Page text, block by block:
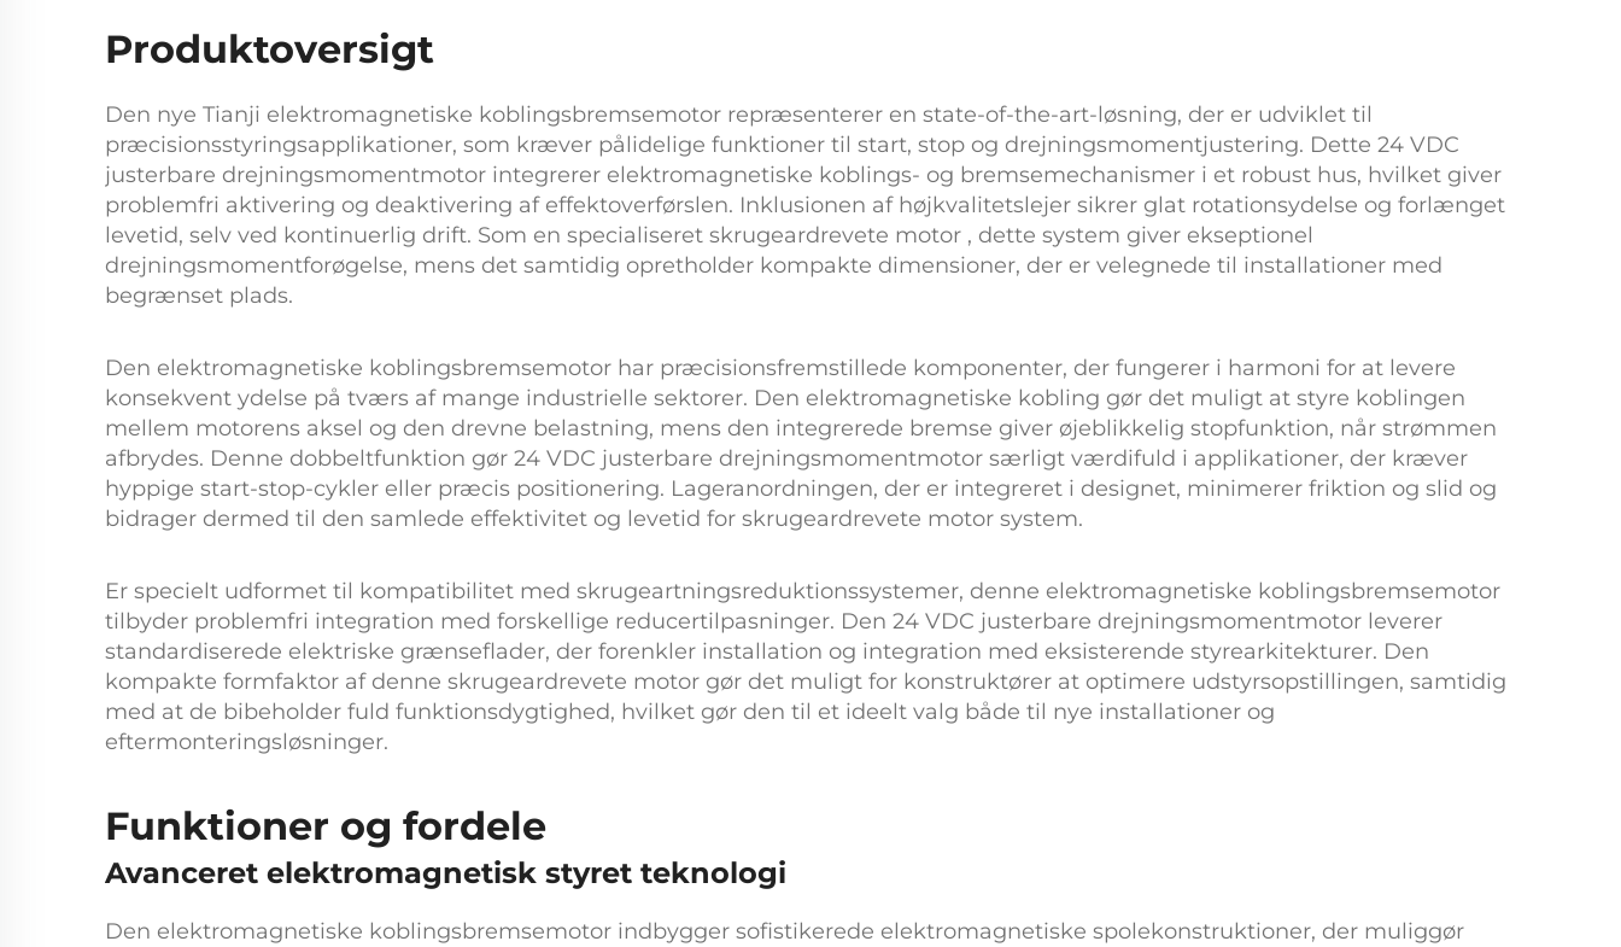
Produktoversigt
Den nye Tianji elektromagnetiske koblingsbremsemotor repræsenterer en state-of-the-art-løsning, der er udviklet til
præcisionsstyringsapplikationer, som kræver pålidelige funktioner til start, stop og drejningsmomentjustering. Dette 24 VDC
justerbare drejningsmomentmotor integrerer elektromagnetiske koblings- og bremsemechanismer i et robust hus, hvilket giver
problemfri aktivering og deaktivering af effektoverførslen. Inklusionen af højkvalitetslejer sikrer glat rotationsydelse og forlænget
levetid, selv ved kontinuerlig drift. Som en specialiseret skrugeardrevete motor , dette system giver ekseptionel
drejningsmomentforøgelse, mens det samtidig opretholder kompakte dimensioner, der er velegnede til installationer med
begrænset plads.
Den elektromagnetiske koblingsbremsemotor har præcisionsfremstillede komponenter, der fungerer i harmoni for at levere
konsekvent ydelse på tværs af mange industrielle sektorer. Den elektromagnetiske kobling gør det muligt at styre koblingen
mellem motorens aksel og den drevne belastning, mens den integrerede bremse giver øjeblikkelig stopfunktion, når strømmen
afbrydes. Denne dobbeltfunktion gør 24 VDC justerbare drejningsmomentmotor særligt værdifuld i applikationer, der kræver
hyppige start-stop-cykler eller præcis positionering. Lageranordningen, der er integreret i designet, minimerer friktion og slid og
bidrager dermed til den samlede effektivitet og levetid for skrugeardrevete motor system.
Er specielt udformet til kompatibilitet med skrugeartningsreduktionssystemer, denne elektromagnetiske koblingsbremsemotor
tilbyder problemfri integration med forskellige reducertilpasninger. Den 24 VDC justerbare drejningsmomentmotor leverer
standardiserede elektriske grænseflader, der forenkler installation og integration med eksisterende styrearkitekturer. Den
kompakte formfaktor af denne skrugeardrevete motor gør det muligt for konstruktører at optimere udstyrsopstillingen, samtidig
med at de bibeholder fuld funktionsdygtighed, hvilket gør den til et ideelt valg både til nye installationer og
eftermonteringsløsninger.
Funktioner og fordele
Avanceret elektromagnetisk styret teknologi
Den elektromagnetiske koblingsbremsemotor indbygger sofistikerede elektromagnetiske spolekonstruktioner, der muliggør